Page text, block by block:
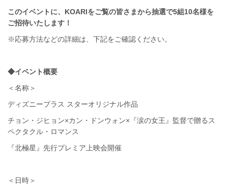
このイベントに、KOARIをご覧の皆さまから抽選で5組10名様を
ご招待いたします！
※応募方法などの詳細は、下記をご確認ください。
◆イベント概要
＜名称＞
ディズニープラス スターオリジナル作品
チョン・ジヒョン×カン・ドンウォン×『涙の女王』監督で贈るス
ペクタクル・ロマンス
『北極星』先行プレミア上映会開催
＜日時＞